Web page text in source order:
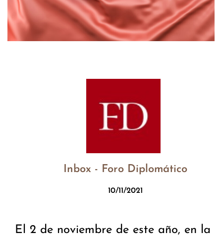
Inbox - Foro Diplomático
10/11/2021
El 2 de noviembre de este año, en la